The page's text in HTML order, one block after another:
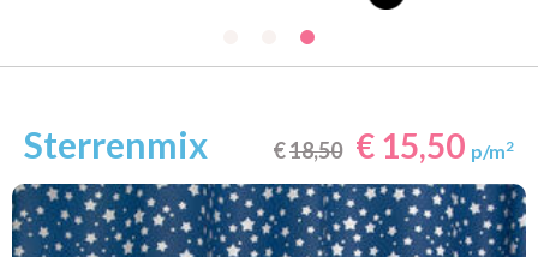
Sterrenmix €18,50 € 15,50 p/m2